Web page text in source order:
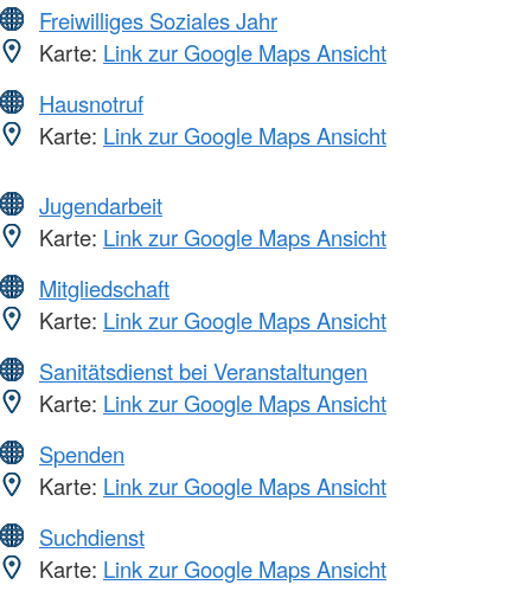
Freiwilliges Soziales Jahr
Karte: Link zur Google Maps Ansicht
Hausnotruf
Karte: Link zur Google Maps Ansicht
Jugendarbeit
Karte: Link zur Google Maps Ansicht
Mitgliedschaft
Karte: Link zur Google Maps Ansicht
Sanitätsdienst bei Veranstaltungen
Karte: Link zur Google Maps Ansicht
Spenden
Karte: Link zur Google Maps Ansicht
Suchdienst
Karte: Link zur Google Maps Ansicht